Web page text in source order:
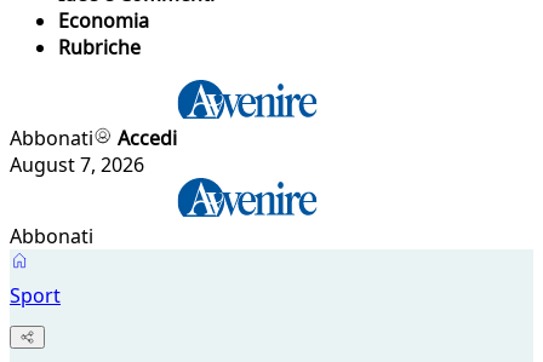
Economia
Rubriche
Abbonati
Accedi
August 7, 2026
Abbonati
Sport